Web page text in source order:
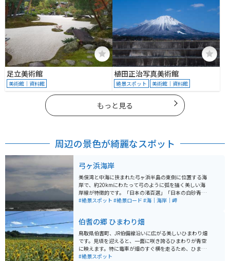
足立美術館
美術館｜資料館
植田正治写真美術館
絶景スポット 美術館｜資料館
もっと見る
周辺の景色が綺麗なスポット
弓ヶ浜海岸
美保湾と中海に挟まれた弓ヶ浜半島の東側に位置する海
岸で、約20kmにわたって弓のように弧を描く美しい海
岸線が特徴的です。「日本の渚百選」「日本の白砂青松1
00選」にも選定されています。 この海岸線には名湯「皆
客に人気で四季を通じて賑わっています。特に「夢みな
と公園」はその代表的なスポットで、境港のシンボルタ
ワー「夢みなとタワー」や「境港さかなセンター」「み
なとまち商店街」「みなと温泉館」など、人気スポット
が集結しています。 また、弓ヶ浜海岸はマリンスポーツ
#絶景スポット #絶景ロード #海｜海岸｜岬
伯耆の郷 ひまわり畑
鳥取県伯耆町、JR伯備線沿いに広がる美しいひまわり畑
です。見頃を迎えると、一面に咲き誇るひまわりが青空
に映えます。特に電車が畑のすぐ横を走るため、ひまわ
りと列車を一緒に撮影できるスポットとして人気があり
#絶景スポット